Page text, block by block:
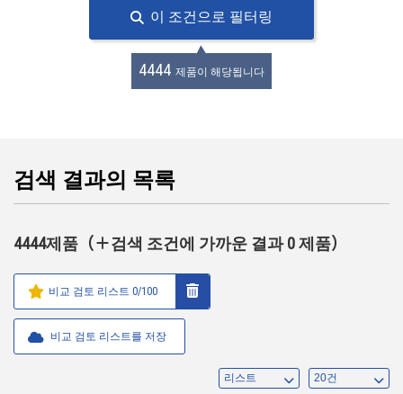
이 조건으로 필터링
4444 제품이 해당됩니다
검색 결과의 목록
4444제품（＋검색 조건에 가까운 결과 0 제품）
비교 검토 리스트 0/100
비교 검토 리스트를 저장